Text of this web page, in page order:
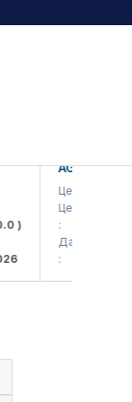
AGBAP
Цена закрытия :
Цена последний
Дата последней